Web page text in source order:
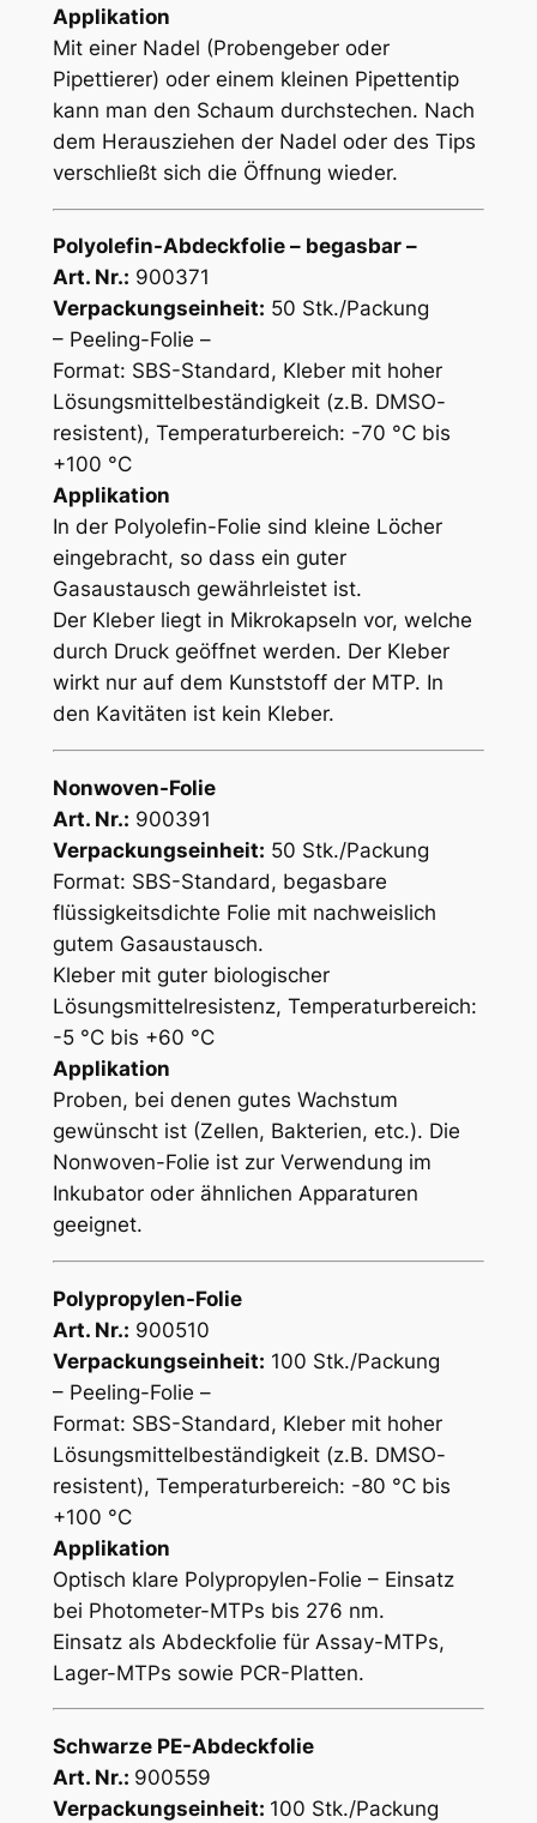
Applikation
Mit einer Nadel (Probengeber oder
Pipettierer) oder einem kleinen Pipettentip
kann man den Schaum durchstechen. Nach
dem Herausziehen der Nadel oder des Tips
verschließt sich die Öffnung wieder.
Polyolefin-Abdeckfolie – begasbar –
Art. Nr.: 900371
Verpackungseinheit: 50 Stk./Packung
– Peeling-Folie –
Format: SBS-Standard, Kleber mit hoher
Lösungsmittelbeständigkeit (z.B. DMSO-
resistent), Temperaturbereich: -70 °C bis
+100 °C
Applikation
In der Polyolefin-Folie sind kleine Löcher
eingebracht, so dass ein guter
Gasaustausch gewährleistet ist.
Der Kleber liegt in Mikrokapseln vor, welche
durch Druck geöffnet werden. Der Kleber
wirkt nur auf dem Kunststoff der MTP. In
den Kavitäten ist kein Kleber.
Nonwoven-Folie
Art. Nr.: 900391
Verpackungseinheit: 50 Stk./Packung
Format: SBS-Standard, begasbare
flüssigkeitsdichte Folie mit nachweislich
gutem Gasaustausch.
Kleber mit guter biologischer
Lösungsmittelresistenz, Temperaturbereich:
-5 °C bis +60 °C
Applikation
Proben, bei denen gutes Wachstum
gewünscht ist (Zellen, Bakterien, etc.). Die
Nonwoven-Folie ist zur Verwendung im
Inkubator oder ähnlichen Apparaturen
geeignet.
Polypropylen-Folie
Art. Nr.: 900510
Verpackungseinheit: 100 Stk./Packung
– Peeling-Folie –
Format: SBS-Standard, Kleber mit hoher
Lösungsmittelbeständigkeit (z.B. DMSO-
resistent), Temperaturbereich: -80 °C bis
+100 °C
Applikation
Optisch klare Polypropylen-Folie – Einsatz
bei Photometer-MTPs bis 276 nm.
Einsatz als Abdeckfolie für Assay-MTPs,
Lager-MTPs sowie PCR-Platten.
Schwarze PE-Abdeckfolie
Art. Nr.: 900559
Verpackungseinheit: 100 Stk./Packung